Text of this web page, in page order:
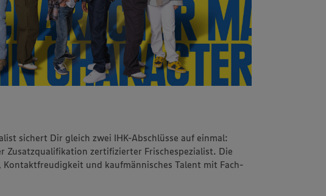
sichert Dir gleich zwei IHK-Abschlüsse auf einmal:
Zusatzqualifikation zertifizierter Frischespezialist. Die
und kaufmännisches Talent mit Fach-